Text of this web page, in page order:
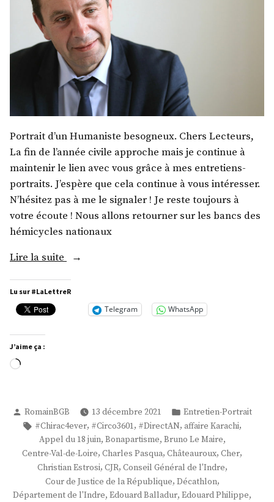
Portrait d’un Humaniste besogneux. Chers Lecteurs,
La fin de l’année civile approche mais je continue à
maintenir le lien avec vous grâce à mes entretiens-
portraits. J’espère que cela continue à vous intéresser.
N’hésitez pas à me le signaler ! Je reste toujours à
votre écoute ! Nous allons retourner sur les bancs des
hémicycles nationaux
Lire la suite « M.
Jolivet »
Lu sur #LaLettreR
Telegram WhatsApp
J’aime ça :
Chargement…
Publié
par
RomainBGB 13 décembre 2021
Publié
dans
Entretien-Portrait
Étiquettes :
#Chirac4ever, #Circo3601, #DirectAN, affaire Karachi,
Appel du 18 juin, Bonapartisme, Bruno Le Maire,
Centre-Val-de-Loire, Charles Pasqua, Châteauroux, Cher,
Christian Estrosi, CJR, Conseil Général de l'Indre,
Cour de Justice de la République, Décathlon,
Département de l'Indre, Edouard Balladur, Edouard Philippe,